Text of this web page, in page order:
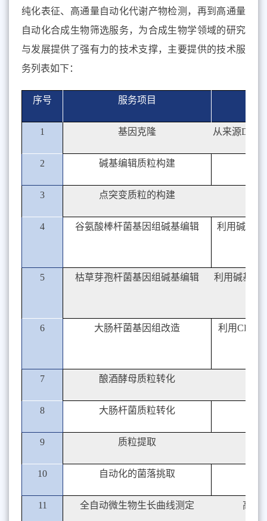
纯化表征、高通量自动化代谢产物检测，再到高通量
自动化合成生物筛选服务，为合成生物学领域的研究
与发展提供了强有力的技术支撑，主要提供的技术服
务列表如下：
序号 服务项目
1 基因克隆 从来源DNA
2 碱基编辑质粒构建
3 点突变质粒的构建
4 谷氨酸棒杆菌基因组碱基编辑 利用碱基
5 枯草芽孢杆菌基因组碱基编辑 利用碱基编
6 大肠杆菌基因组改造 利用
7 酿酒酵母质粒转化
8 大肠杆菌质粒转化
9 质粒提取
10 自动化的菌落挑取
11 全自动微生物生长曲线测定 高通